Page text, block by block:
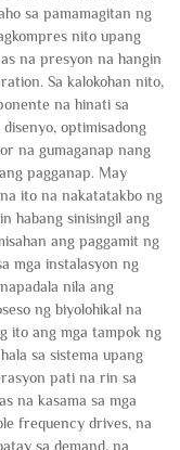
sa pamamagitan ng
nito upang
na presyon na hangin
Sa kalokohan nito,
na hinati sa
optimisadong
na gumaganap nang
pagganap. May
ito na nakatatakbo ng
habang sinisingil ang
ang paggamit ng
mga instalasyon ng
nila ang
ng biyolohikal na
ito ang mga tampok ng
sa sistema upang
pati na rin sa
na kasama sa mga
frequency drives, na
sa demand, na